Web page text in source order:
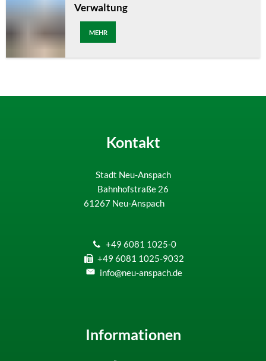
Verwaltung
MEHR
Kontakt
Stadt Neu-Anspach
Bahnhofstraße 26
61267 Neu-Anspach
+49 6081 1025-0
+49 6081 1025-9032
info@neu-anspach.de
Informationen